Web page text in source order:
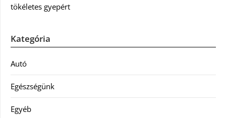
tökéletes gyepért
Kategória
Autó
Egészségünk
Egyéb